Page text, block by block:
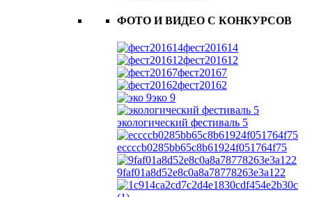
ФОТО И ВИДЕО С КОНКУРСОВ
фест201614
фест201612
фест20167
фест20162
эко 9
экологический фестиваль 5
eccccb0285bb65c8b61924f051764f75
9faf01a8d52e8c0a8a78778263e3a122